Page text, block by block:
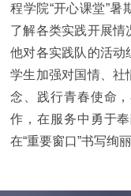
程学院“开心课堂”暑
了解各类实践开展情
他对各实践队的活动
学生加强对国情、社
念、践行青春使命
作，在服务中勇于
在“重要窗口”书写绚